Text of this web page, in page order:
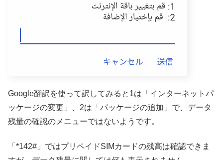
Google翻訳を使って訳してみると1は「インターネットパ
ッケージの変更」、2は「パッケージの追加」で、データ
残量の確認のメニューではないようです。
「*142#」ではプリペイドSIMカードの残高は確認できま